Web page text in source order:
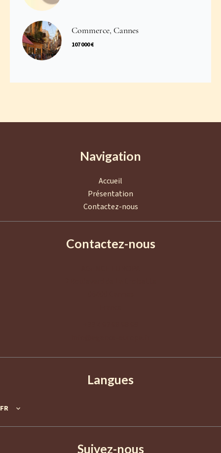
Commerce, Cannes
107 000 €
Navigation
Accueil
Présentation
Contactez-nous
Contactez-nous
Langues
FR
Suivez-nous